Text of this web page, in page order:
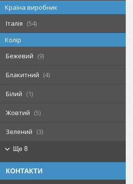
Країна виробник
Італія
54
Колір
Бежевий
9
Блакитний 4
Білий 1
Жовтий 5
Зелений 3
Ще 8
КОНТАКТИ